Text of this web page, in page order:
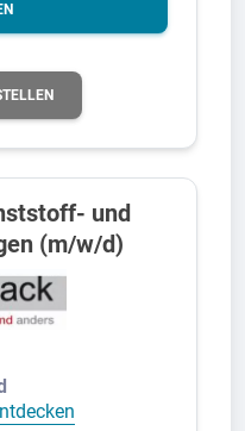
und
(m/w/d)